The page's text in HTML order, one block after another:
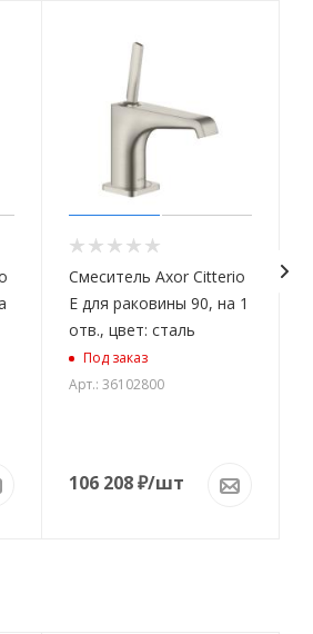
Смеситель Axor Citterio
E для раковины 90, на 1
отв., цвет: сталь
Под заказ
Арт.: 36102800
106 208₽/шт